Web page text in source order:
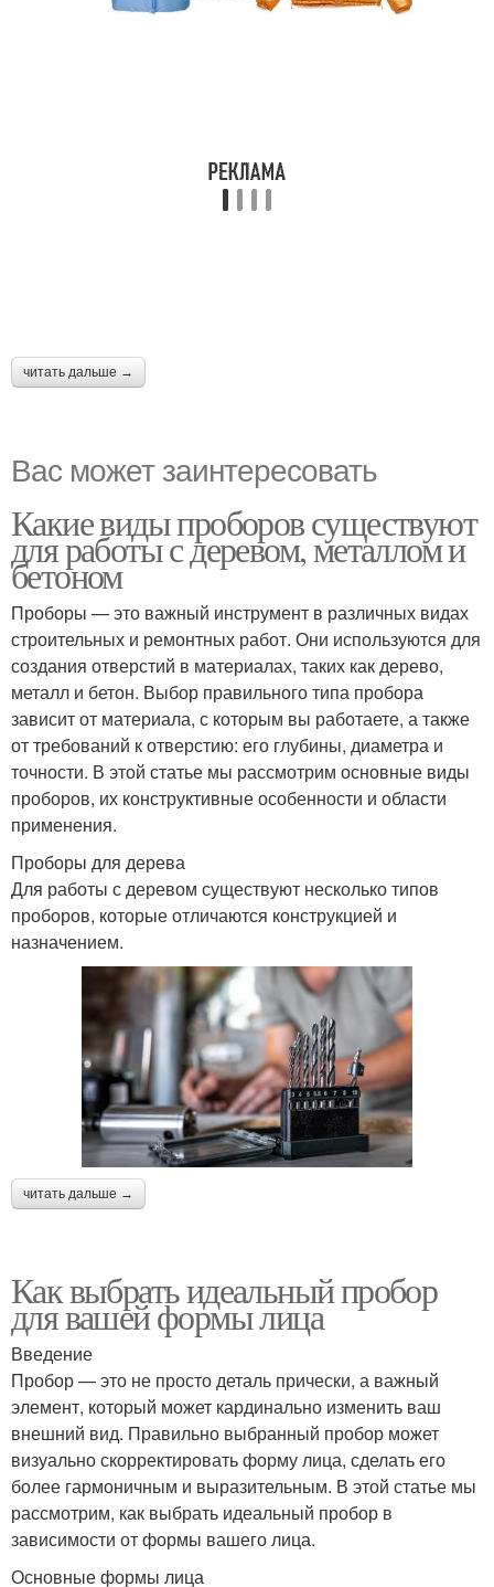
читать дальше →
Вас может заинтересовать
Какие виды проборов существуют
для работы с деревом, металлом и
бетоном
Проборы — это важный инструмент в различных видах
строительных и ремонтных работ. Они используются для
создания отверстий в материалах, таких как дерево,
металл и бетон. Выбор правильного типа пробора
зависит от материала, с которым вы работаете, а также
от требований к отверстию: его глубины, диаметра и
точности. В этой статье мы рассмотрим основные виды
проборов, их конструктивные особенности и области
применения.
Проборы для дерева
Для работы с деревом существуют несколько типов
проборов, которые отличаются конструкцией и
назначением.
читать дальше →
Как выбрать идеальный пробор
для вашей формы лица
Введение
Пробор — это не просто деталь прически, а важный
элемент, который может кардинально изменить ваш
внешний вид. Правильно выбранный пробор может
визуально скорректировать форму лица, сделать его
более гармоничным и выразительным. В этой статье мы
рассмотрим, как выбрать идеальный пробор в
зависимости от формы вашего лица.
Основные формы лица